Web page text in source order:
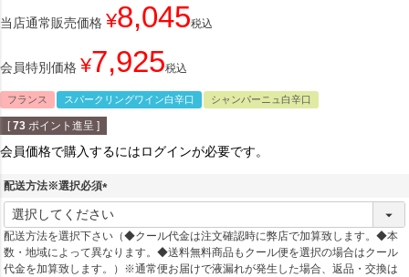
当店通常販売価格 ¥8,045税込
会員特別価格 ¥7,925税込
フランス スパークリングワイン白辛口 シャンパーニュ白辛口
[ 73 ポイント進呈 ]
会員価格で購入するにはログインが必要です。
配送方法※選択必須
(
必
須
)
配送方法を選択下さい（◆クール代金は注文確認時に弊店で加算致します。◆本
数・地域によって異なります。◆送料無料商品もクール便を選択の場合はクール
代金を加算致します。）※通常便お届けで液漏れが発生した場合、返品・交換は